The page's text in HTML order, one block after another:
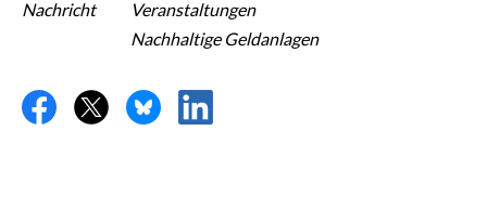
Nachricht
Veranstaltungen
Nachhaltige Geldanlagen